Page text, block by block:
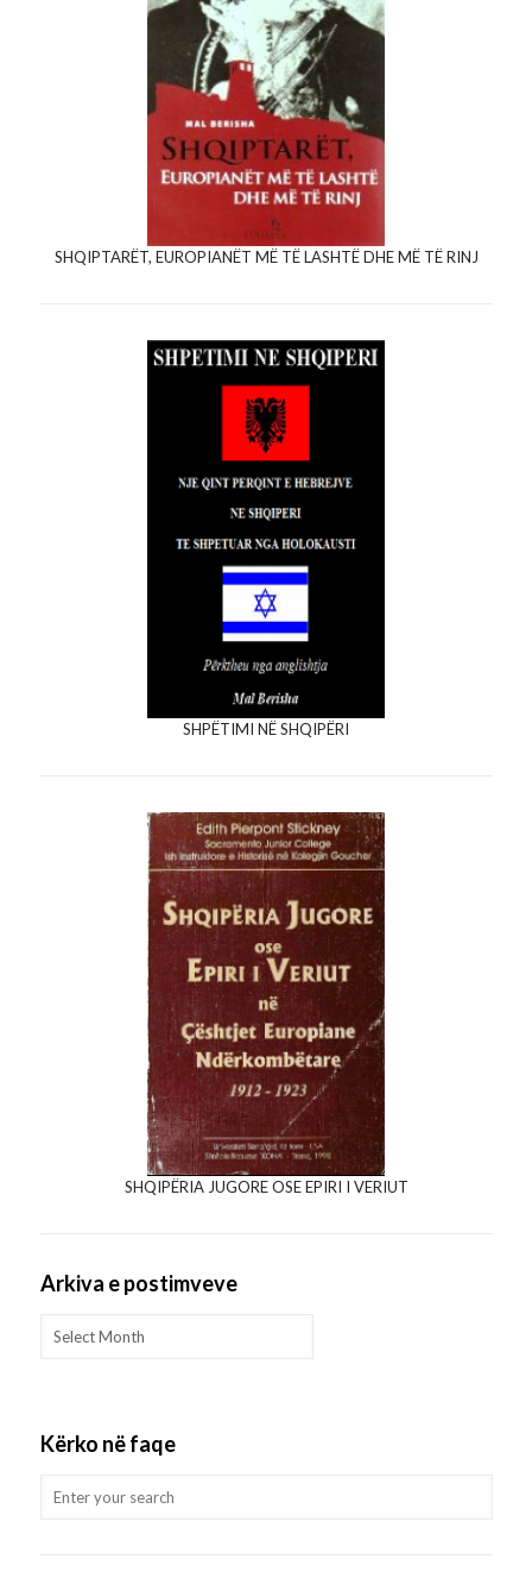
SHQIPTARËT, EUROPIANËT MË TË LASHTË DHE MË TË RINJ
SHPËTIMI NË SHQIPËRI
SHQIPËRIA JUGORE OSE EPIRI I VERIUT
Arkiva e postimveve
Kërko në faqe